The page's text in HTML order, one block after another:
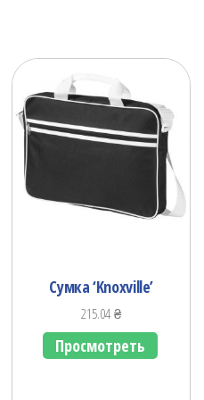
Сумка ‘Knoxville’
215.04₴
Просмотреть